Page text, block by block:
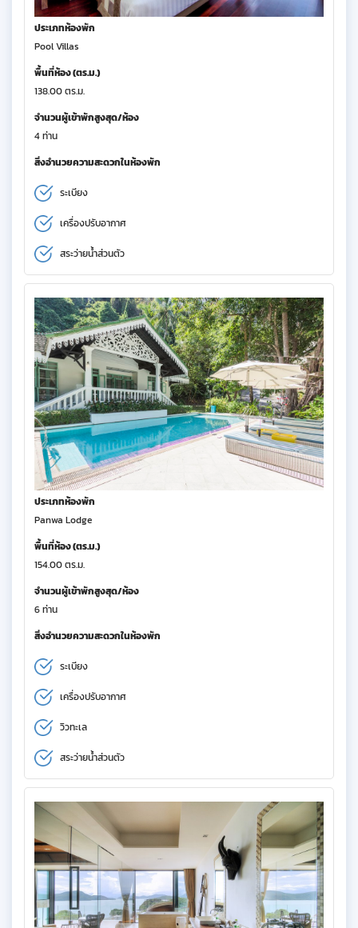
ประเภทห้องพัก
Pool Villas
พื้นที่ห้อง (ตร.ม.)
138.00 ตร.ม.
จำนวนผู้เข้าพักสูงสุด/ห้อง
4 ท่าน
สิ่งอำนวยความสะดวกในห้องพัก
ระเบียง
เครื่องปรับอากาศ
สระว่ายน้ำส่วนตัว
ประเภทห้องพัก
Panwa Lodge
พื้นที่ห้อง (ตร.ม.)
154.00 ตร.ม.
จำนวนผู้เข้าพักสูงสุด/ห้อง
6 ท่าน
สิ่งอำนวยความสะดวกในห้องพัก
ระเบียง
เครื่องปรับอากาศ
วิวทะเล
สระว่ายน้ำส่วนตัว